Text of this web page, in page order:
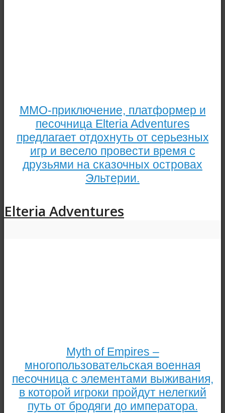
MMO-приключение, платформер и
песочница Elteria Adventures
предлагает отдохнуть от серьезных
игр и весело провести время с
друзьями на сказочных островах
Эльтерии.
Elteria Adventures
Myth of Empires –
многопользовательская военная
песочница с элементами выживания,
в которой игроки пройдут нелегкий
путь от бродяги до императора.